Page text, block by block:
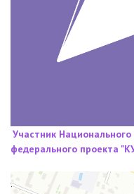
Участник
федерального проекта